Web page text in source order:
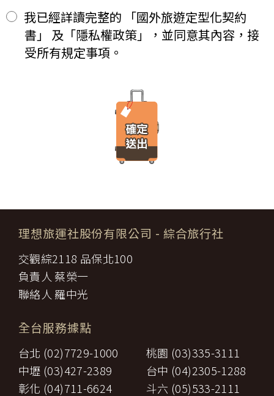
二、
其餘款項以_______ (現金、信用卡、轉帳、支票等方式)於出發
前三日或說明會時繳清。
前項之特別約定，除經雙方同意並增訂其他協議事項於本契約第三十
七條，乙方不得以任何名義要求增加旅遊費用。
第六條（旅客怠於給付旅遊費用之效力）
之費用，依第十三條約定辦理；乙方如有其他損害，並得請求賠償。
旅遊需甲方之行為始能完成，而甲方不為其行為者，乙方得定相當期
限，催告甲方為之。甲方逾期不為其行為者，乙方得終止契約，並得
請求賠償因契約終止而生之損害。
旅遊開始後，乙方依前項規定終止契約時，甲方得請求乙方墊付費用
甲方依第五條約定繳納之旅遊費用，除雙方依第三十七條另有約定以
一、
代辦證件之行政規費：乙方代理甲方辦理出國所需之手續費及
二、交通運輸費：旅程所需各種交通運輸之費用。
餐飲費：旅程中所列應由乙方安排之餐飲費用。
四、
住宿費：旅程中所列住宿及旅館之費用，如甲方需要單人房，
經乙方同意安排者，甲方應補繳所需差額。
六、
用。
七、 送費用及團體行李接送人員之小費，行李數量之重量依航空公
司規定辦理。
八、 稅捐：各地機場服務稅捐及團體餐宿稅捐。
九、 服務費：領隊及其他乙方為甲方安排服務人員之報酬。
定，取消或限制此項功能。
「理想旅遊」網站自動接收並紀錄您瀏覽或查詢時所產生的相關記
錄，這是系統本身所自行記錄的行為，記錄包括您使用連線設備的
IP 位址、使用時間、使用的瀏覽器、瀏覽及點選資料紀錄…等。這
些系統自動記錄的資料無法直接辨識個人身份，僅用於分析網站流
當您經由「理想旅遊」網站交易平台進行線上報名，為瞭解您購買
產品或服務的類別與數量，以及付款人、收受貨款資料，「理想旅
遊」網站將會以線上或離線方式，蒐集您主動提供所購買產品或服
務內容（如品名、數量、金額等）、付款人資料（如姓名、電子郵
件、地址、郵遞區號、電話、生日、性別、職業和個人興趣等）、
收貨人資料（如姓名、電話、地址、郵遞區號等）、付款資料（如
GlobalTrust SSL 網站伺服器數位憑證機制，您的訂單在線上交易
理（即表示您傳送的資料正經過 SSL 保密機制的防護中，就算中
【隱私權保護政策修訂】
「理想旅遊」網站保有修訂本政策之權利。當「理想旅遊」網站在
使用個人資料的規定上作出大修改時，會在網頁上張貼告示，通知
您相關事項。
尊重智慧財產權為全民應盡義務，「理想旅遊」網站所有程式、網
產權，任何人不得逕自使用、修改、重製、公開播送、改作、散
布、發行、公開發表、進行還原工程、解編或反向組譯。若需引用
或轉載，請事先依法取得「理想旅遊」或相關權利人之書面同意。
【我們對保護您隱私權的承諾】
我已經詳讀完整的 「國外旅遊定型化契約
書」 及「隱私權政策」，並同意其內容，接
受所有規定事項。
理想旅運社股份有限公司 - 綜合旅行社
交觀綜2118 品保北100
負責人 蔡榮一
聯絡人 羅中光
全台服務據點
台北 (02)7729-1000
桃園 (03)335-3111
中壢 (03)427-2389
台中 (04)2305-1288
彰化 (04)711-6624
斗六 (05)533-2111